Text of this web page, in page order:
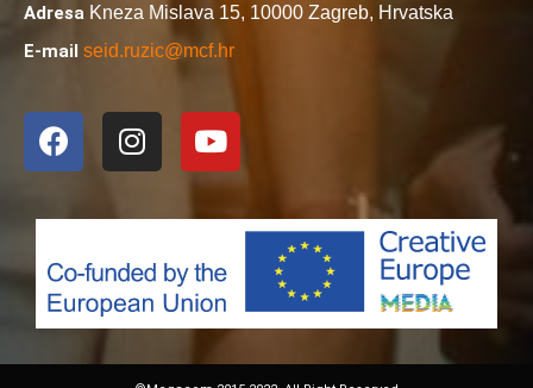
Adresa Kneza Mislava 15, 10000 Zagreb, Hrvatska
E-mail seid.ruzic@mcf.hr